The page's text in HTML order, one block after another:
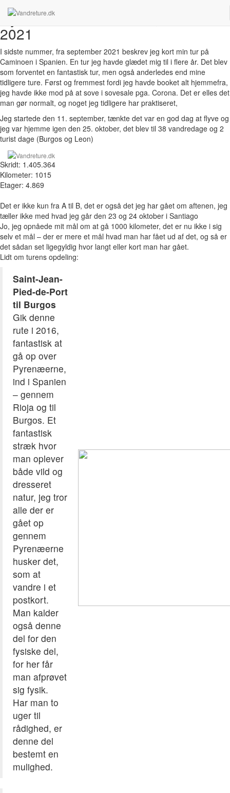
Nyhedsbrev nummer 17, november
2021
I sidste nummer, fra september 2021 beskrev jeg kort min tur på
Caminoen i Spanien. En tur jeg havde glædet mig til i flere år. Det blev
som forventet en fantastisk tur, men også anderledes end mine
tidligere ture. Først og fremmest fordi jeg havde booket alt hjemmefra,
jeg havde ikke mod på at sove i sovesale pga. Corona. Det er elles det
man gør normalt, og noget jeg tidligere har praktiseret,
Jeg startede den 11. september, tænkte det var en god dag at flyve og
jeg var hjemme igen den 25. oktober, det blev til 38 vandredage og 2
turist dage (Burgos og Leon)
Skridt: 1.405.364
Kilometer: 1015
Etager: 4.869
Det er ikke kun fra A til B, det er også det jeg har gået om aftenen, jeg
tæller ikke med hvad jeg går den 23 og 24 oktober i Santiago
Jo, jeg opnåede mit mål om at gå 1000 kilometer, det er nu ikke i sig
selv et mål – der er mere et mål hvad man har fået ud af det, og så er
det sådan set ligegyldig hvor langt eller kort man har gået.
Lidt om turens opdeling:
Saint-Jean-
Pied-de-Port
til Burgos
Gik denne
rute i 2016,
fantastisk at
gå op over
Pyrenæerne,
ind i Spanien
– gennem
Rioja og til
Burgos. Et
fantastisk
stræk hvor
man oplever
både vild og
dresseret
natur, jeg tror
alle der er
gået op
gennem
Pyrenæerne
husker det,
som at
vandre i et
postkort.
Man kalder
også denne
del for den
fysiske del,
for her får
man afprøvet
sig fysik.
Har man to
uger til
rådighed, er
denne del
bestemt en
mulighed.